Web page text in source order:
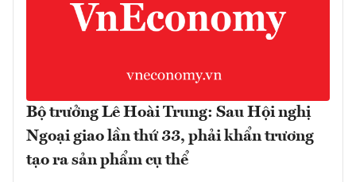
Bộ trưởng Lê Hoài Trung: Sau Hội nghị
Ngoại giao lần thứ 33, phải khẩn trương
tạo ra sản phẩm cụ thể